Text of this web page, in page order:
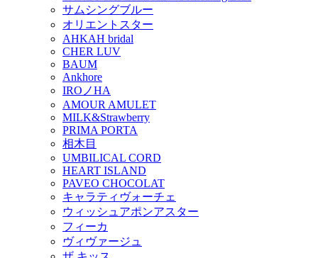
サムシングブルー
オリエントスター
AHKAH bridal
CHER LUV
BAUM
Ankhore
IROノHA
AMOUR AMULET
MILK&Strawberry
PRIMA PORTA
相木目
UMBILICAL CORD
HEART ISLAND
PAVEO CHOCOLAT
キャラティヴォーチェ
ウィッシュアポンアスター
フィーカ
ヴィヴァージュ